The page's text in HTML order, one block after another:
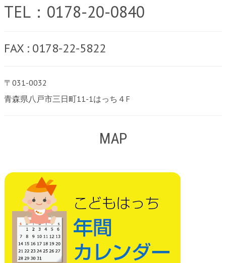
TEL：0178-20-0840
FAX : 0178-22-5822
〒031-0032
青森県八戸市三日町11-1はっち４F
MAP